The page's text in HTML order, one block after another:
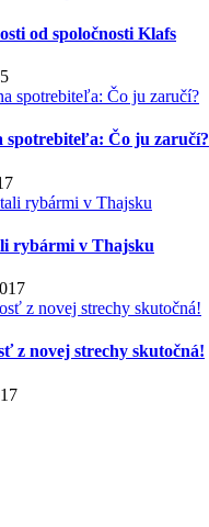
od spoločnosti Klafs
spotrebiteľa: Čo ju zaručí?
rybármi v Thajsku
z novej strechy skutočná!